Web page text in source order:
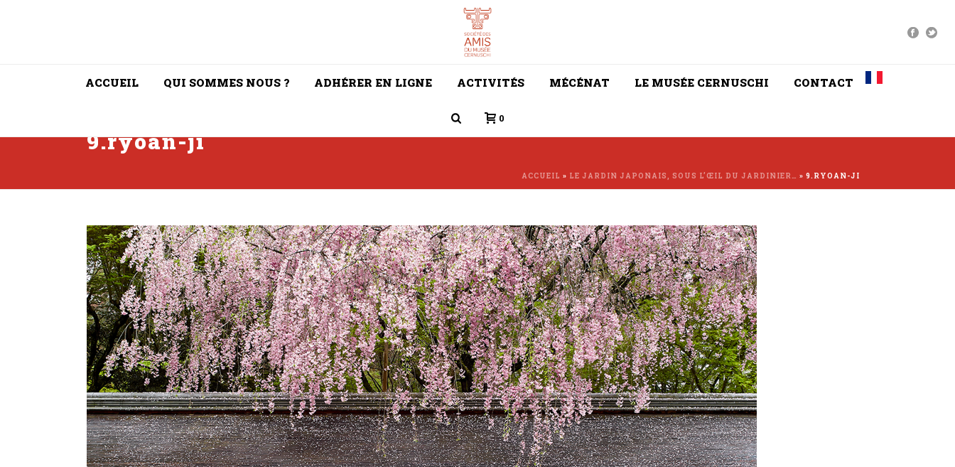
ACCUEIL QUI SOMMES NOUS ? ADHÉRER EN LIGNE ACTIVITÉS MÉCÉNAT LE MUSÉE CERNUSCHI CONTACT
0
9.ryoan-ji
ACCUEIL » LE JARDIN JAPONAIS, SOUS L’ŒIL DU JARDINIER… » 9.RYOAN-JI